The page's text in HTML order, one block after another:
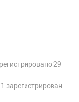
29
зарегистрирован